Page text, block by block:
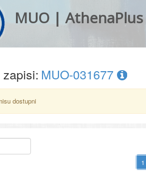
MUO | AthenaPlus
MUO-031677
dostupni